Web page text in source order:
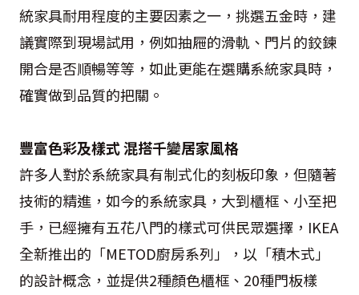
統家具耐用程度的主要因素之一，挑選五金時，建
議實際到現場試用，例如抽屜的滑軌、門片的鉸鍊
開合是否順暢等等，如此更能在選購系統家具時，
確實做到品質的把關。
豐富色彩及樣式 混搭千變居家風格
許多人對於系統家具有制式化的刻板印象，但隨著
技術的精進，如今的系統家具，大到櫃框、小至把
手，已經擁有五花八門的樣式可供民眾選擇，IKEA
全新推出的「METOD廚房系列」，以「積木式」
的設計概念，並提供2種顏色櫃框、20種門板樣